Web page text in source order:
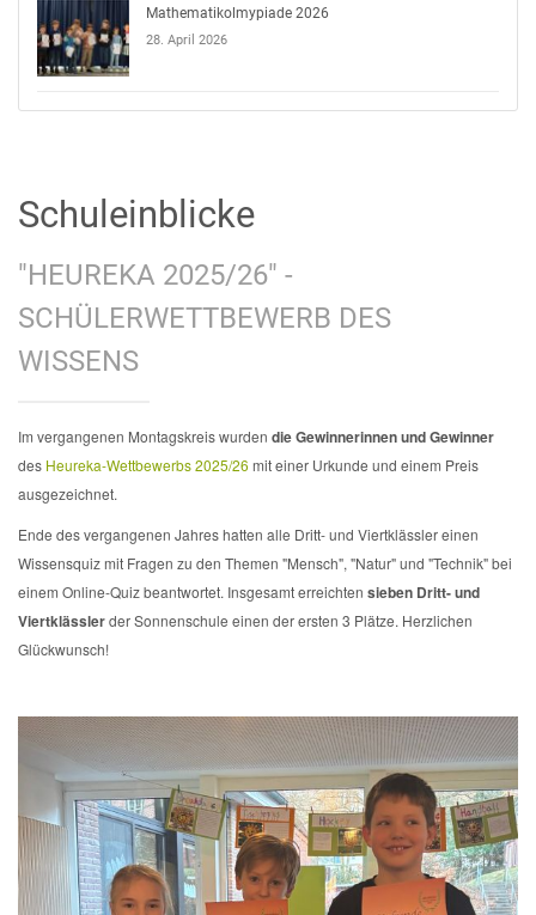
Mathematikolmypiade 2026
28. April 2026
Schuleinblicke
"HEUREKA 2025/26" -
SCHÜLERWETTBEWERB DES
WISSENS
Im vergangenen Montagskreis wurden die Gewinnerinnen und Gewinner
des Heureka-Wettbewerbs 2025/26 mit einer Urkunde und einem Preis
ausgezeichnet.
Ende des vergangenen Jahres hatten alle Dritt- und Viertklässler einen
Wissensquiz mit Fragen zu den Themen "Mensch", "Natur" und "Technik" bei
einem Online-Quiz beantwortet. Insgesamt erreichten sieben Dritt- und
Viertklässlerder Sonnenschule einen der ersten 3 Plätze. Herzlichen
Glückwunsch!